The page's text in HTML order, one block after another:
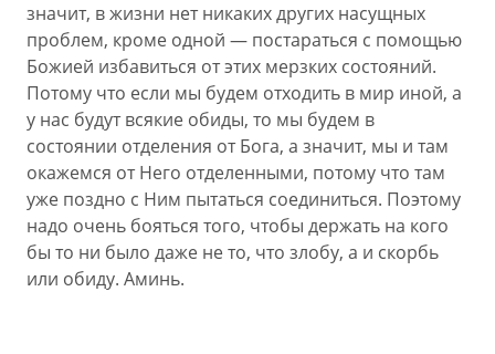
значит, в жизни нет никаких других насущных
проблем, кроме одной — постараться с помощью
Божией избавиться от этих мерзких состояний.
Потому что если мы будем отходить в мир иной, а
у нас будут всякие обиды, то мы будем в
состоянии отделения от Бога, а значит, мы и там
окажемся от Него отделенными, потому что там
уже поздно с Ним пытаться соединиться. Поэтому
надо очень бояться того, чтобы держать на кого
бы то ни было даже не то, что злобу, а и скорбь
или обиду. Аминь.